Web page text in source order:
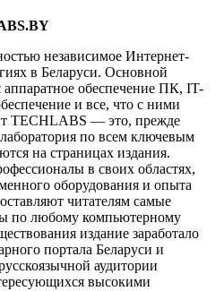
независимое Интернет-
в Беларуси. Основной
аппаратное обеспечение ПК, IT-
и все, что с ними
TECHLABS — это, прежде
лаборатория по всем ключевым
на страницах издания.
в своих областях,
оборудования и опыта
читателям самые
по любому компьютерному
издание заработало
портала Беларуси и
аудитории
высокими